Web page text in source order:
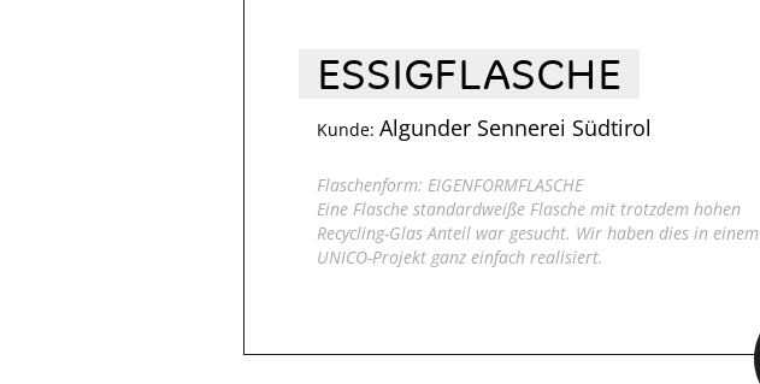
ESSIGFLASCHE
Kunde: Algunder Sennerei Südtirol
Flaschenform: EIGENFORMFLASCHE
Eine Flasche standardweiße Flasche mit trotzdem hohen
Recycling-Glas Anteil war gesucht. Wir haben dies in einem
UNICO-Projekt ganz einfach realisiert.